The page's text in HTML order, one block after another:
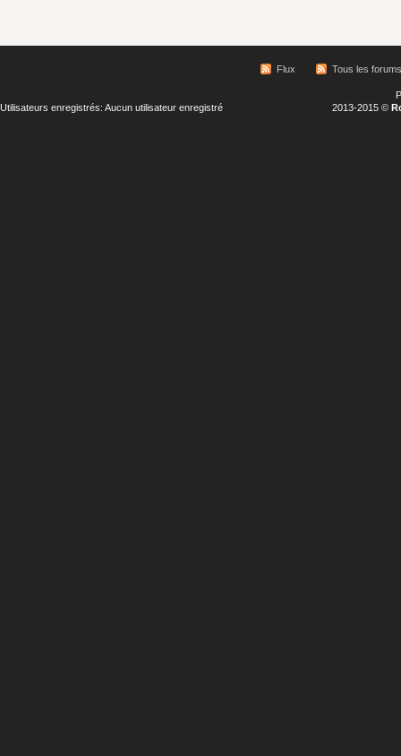
Flux Tous les forums
Utilisateurs enregistrés: Aucun utilisateur enregistré
2013-2015 ©